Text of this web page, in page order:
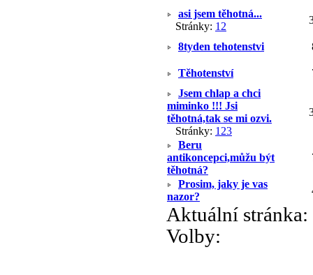
asi jsem těhotná...
Stránky: 1 2
8tyden tehotenstvi
Těhotenství
Jsem chlap a chci
miminko !!! Jsi
těhotná,tak se mi ozvi.
Stránky: 1 23
Beru
antikoncepci,můžu být
těhotná?
Prosim, jaky je vas
nazor?
Aktuální stránka:
Volby: